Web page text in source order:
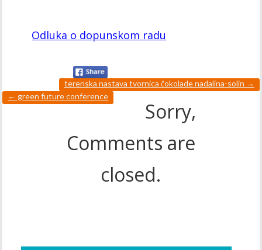
Odluka o dopunskom radu
terenska nastava tvornica čokolade nadalina-solin →
← green future conference
Sorry,
Comments are
closed.